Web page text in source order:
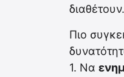
διαθέτουν.
Πιο
1. Να